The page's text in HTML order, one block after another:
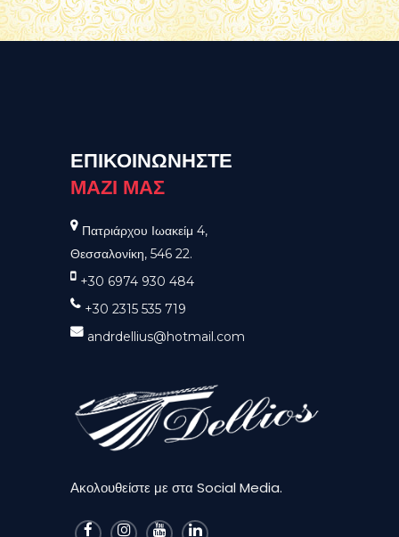
ΕΠΙΚΟΙΝΩΝΗΣΤΕ
ΜΑΖΙ ΜΑΣ
Πατριάρχου Ιωακείμ 4,
Θεσσαλονίκη, 546 22.
+30 6974 930 484
+30 2315 535 719
andrdellius@hotmail.com
Ακολουθείστε με στα Social Media.